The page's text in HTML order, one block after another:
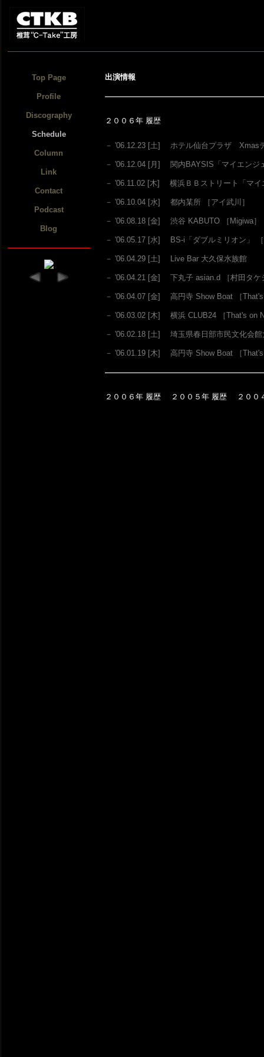
Top Page
Profile
Discography
Schedule
Column
Link
Contact
Podcast
Blog
出演情報
２００６年 履歴
－ '06.12.23 [土] ホテル仙台プラザ Xmas
－ '06.12.04 [月] 関内BAYSIS「マイエンジ
－ '06.11.02 [木] 横浜ＢＢストリート「マ
－ '06.10.04 [水] 都内某所 ［アイ武川］
－ '06.08.18 [金] 渋谷 KABUTO ［Migiwa］
－ '06.05.17 [水] BS-i「ダブルミリオン」
－ '06.04.29 [土] Live Bar 大久保水族館
－ '06.04.21 [金] 下丸子 asian.d ［村田タケ
－ '06.04.07 [金] 高円寺 Show Boat ［
－ '06.03.02 [木] 横浜 CLUB24 ［That's on
－ '06.02.18 [土] 埼玉県春日部市民文化会
－ '06.01.19 [木] 高円寺 Show Boat ［
２００６年 履歴 ２００５年 履歴 ２００